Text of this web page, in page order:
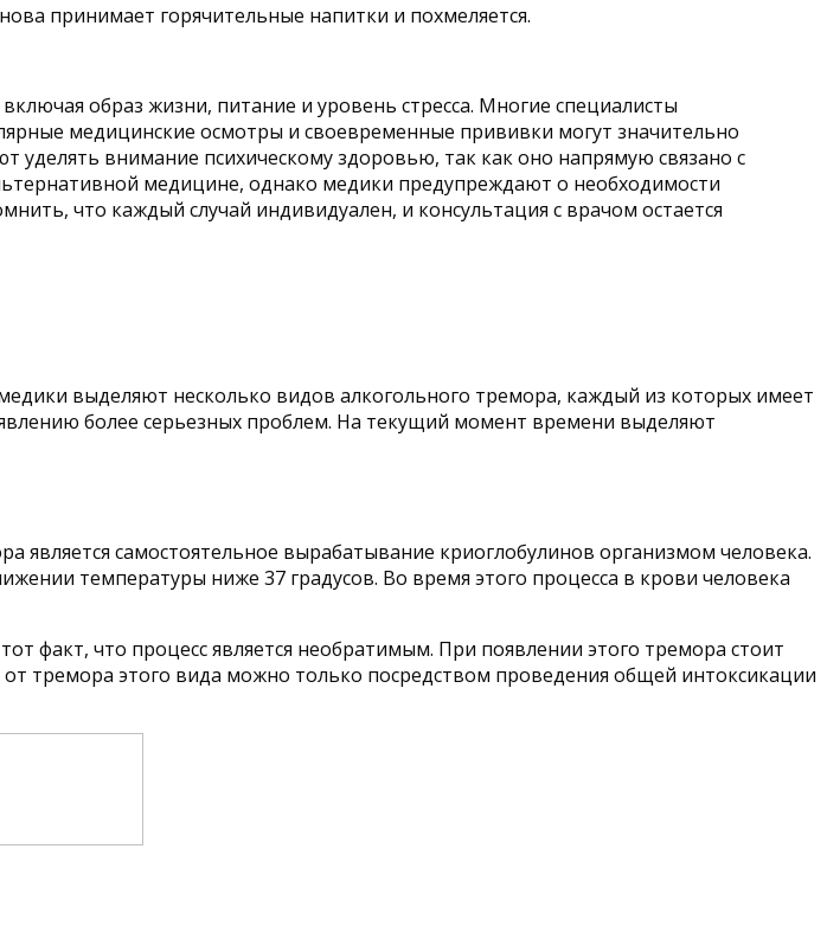
принимает горячительные напитки и похмеляется.
образ жизни, питание и уровень стресса. Многие специалисты
медицинские осмотры и своевременные прививки могут значительно
уделять внимание психическому здоровью, так как оно напрямую связано с
медицине, однако медики предупреждают о необходимости
что каждый случай индивидуален, и консультация с врачом остается
выделяют несколько видов алкогольного тремора, каждый из которых имеет
более серьезных проблем. На текущий момент времени выделяют
самостоятельное вырабатывание криоглобулинов организмом человека.
температуры ниже 37 градусов. Во время этого процесса в крови человека
факт, что процесс является необратимым. При появлении этого тремора стоит
тремора этого вида можно только посредством проведения общей интоксикации